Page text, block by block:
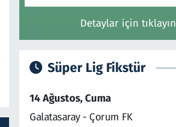
Detaylar için tıklayın
Süper Lig Fikstür
14 Ağustos, Cuma
Galatasaray - Çorum FK